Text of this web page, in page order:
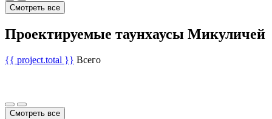
Смотреть все
Проектируемые таунхаусы Микуличей
{{ project.total }} Всего
Смотреть все